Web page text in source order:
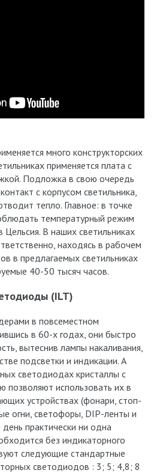
много конструкторских
применяется плата с
Подложка в свою очередь
с корпусом светильника,
тепло. Главное: в точке
температурный режим
Цельсия. В наших светильниках
находясь в рабочем
в предлагаемых светильниках
40-50 тысяч часов.
(ILT)
в повсеместном
в 60-х годах, они быстро
вытеснив лампы накаливания,
подсветки и индикации. А
светодиодах кристаллы с
позволяют использовать их в
устройствах (фонари, стоп-
огни, светофоры, DIP-ленты и
практически ни одна
без индикаторного
следующие стандартные
светодиодов : 3; 5; 4,8; 8